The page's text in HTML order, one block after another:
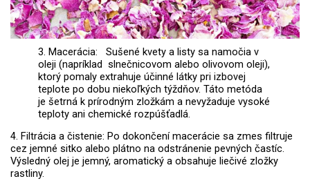
3. Macerácia: Sušené kvety a listy sa namočia v
oleji (napríklad slnečnicovom alebo olivovom oleji),
ktorý pomaly extrahuje účinné látky pri izbovej
teplote po dobu niekoľkých týždňov. Táto metóda
je šetrná k prírodným zložkám a nevyžaduje vysoké
teploty ani chemické rozpúšťadlá.
4. Filtrácia a čistenie: Po dokončení macerácie sa zmes filtruje
cez jemné sitko alebo plátno na odstránenie pevných častíc.
Výsledný olej je jemný, aromatický a obsahuje liečivé zložky
rastliny.